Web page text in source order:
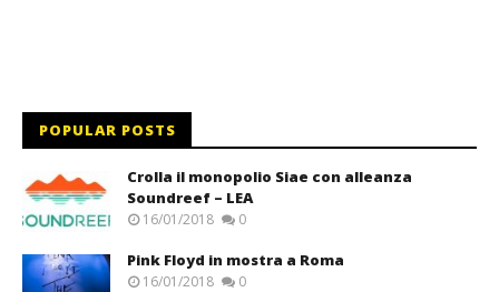
POPULAR POSTS
Crolla il monopolio Siae con alleanza
Soundreef – LEA
16/01/2018 0
Pink Floyd in mostra a Roma
16/01/2018 0